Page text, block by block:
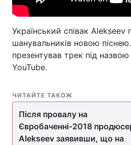
Український співак Alekseev
шанувальників новою
презентував трек під
YouTube.
ЧИТАЙТЕ ТАКОЖ
Після провалу на
Євробаченні-2018
Alekseev заявивши, що на